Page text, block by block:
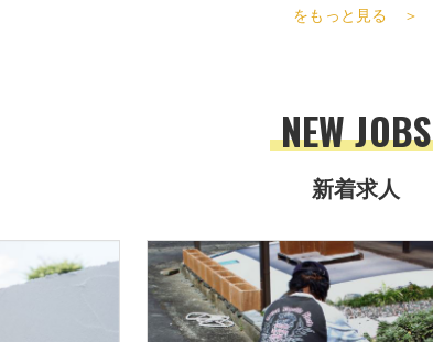
をもっと見る ＞
新着求人
NEW JOBS